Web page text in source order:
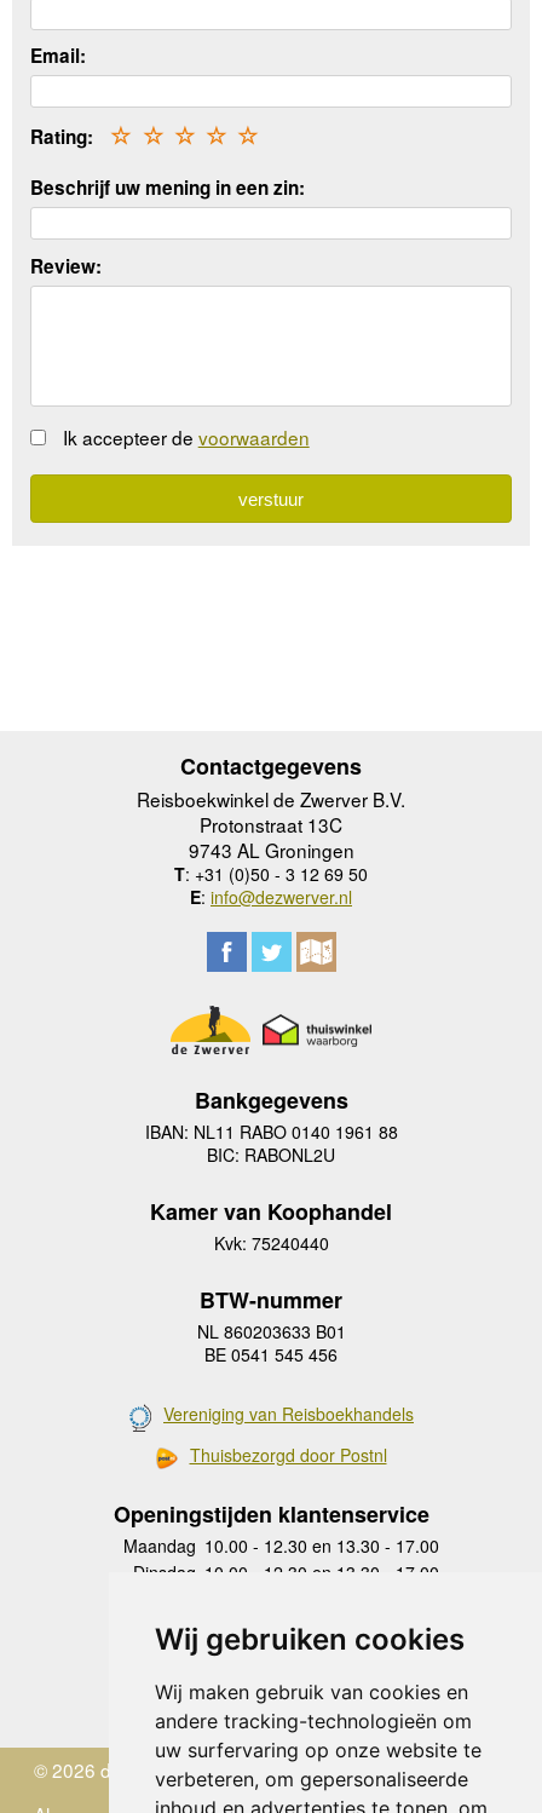
Wij gebruiken cookies
Wij maken gebruik van cookies en
andere tracking-technologieën om
uw surfervaring op onze website te
verbeteren, om gepersonaliseerde
inhoud en advertenties te tonen, om
Email:
Rating: ☆
☆
☆
☆
☆
Beschrijf uw mening in een zin:
Review:
Ik accepteer de voorwaarden
Contactgegevens
Reisboekwinkel de Zwerver B.V.
Protonstraat 13C
9743 AL Groningen
T: +31 (0)50 - 3 12 69 50
E: info@dezwerver.nl
Bankgegevens
IBAN: NL11 RABO 0140 1961 88
BIC: RABONL2U
Kamer van Koophandel
Kvk: 75240440
BTW-nummer
NL 860203633 B01
BE 0541 545 456
Vereniging van Reisboekhandels
Thuisbezorgd door Postnl
Openingstijden klantenservice
Maandag 10.00 - 12.30 en 13.30 - 17.00
Dinsdag 10.00 - 12.30 en 13.30 - 17.00
Donderdag
10.00 - 12.30 en 13.30 - 17.00
Vrijdag 10.00 - 12.30 en 13.30 - 17.00
Zaterdag
gesloten
Zondag gesloten
© 2026 de Zwerver